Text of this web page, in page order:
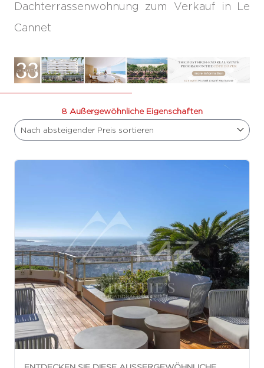
Dachterrassenwohnung zum Verkauf in Le
Cannet
8 Außergewöhnliche Eigenschaften
Nach absteigender Preis sortieren